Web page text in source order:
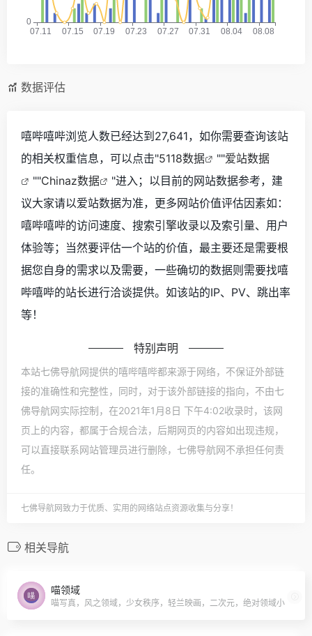
数据评估
嘻哔嘻哔浏览人数已经达到27,641，如你需要查询该站
的相关权重信息，可以点击"5118数据 ""爱站数据
""Chinaz数据
"进入；以目前的网站数据参考，建
议大家请以爱站数据为准，更多网站价值评估因素如：
嘻哔嘻哔的访问速度、搜索引擎收录以及索引量、用户
体验等；当然要评估一个站的价值，最主要还是需要根
据您自身的需求以及需要，一些确切的数据则需要找嘻
哔嘻哔的站长进行洽谈提供。如该站的IP、PV、跳出率
等！
特别声明
本站七佛导航网提供的嘻哔嘻哔都来源于网络，不保证外部链
接的准确性和完整性，同时，对于该外部链接的指向，不由七
佛导航网实际控制，在2021年1月8日 下午4:02收录时，该网
页上的内容，都属于合规合法，后期网页的内容如出现违规，
可以直接联系网站管理员进行删除，七佛导航网不承担任何责
任。
七佛导航网致力于优质、实用的网络站点资源收集与分享！
相关导航
喵领域
喵写真，风之领域，少女秩序，轻兰映画，二次元，绝对领域小